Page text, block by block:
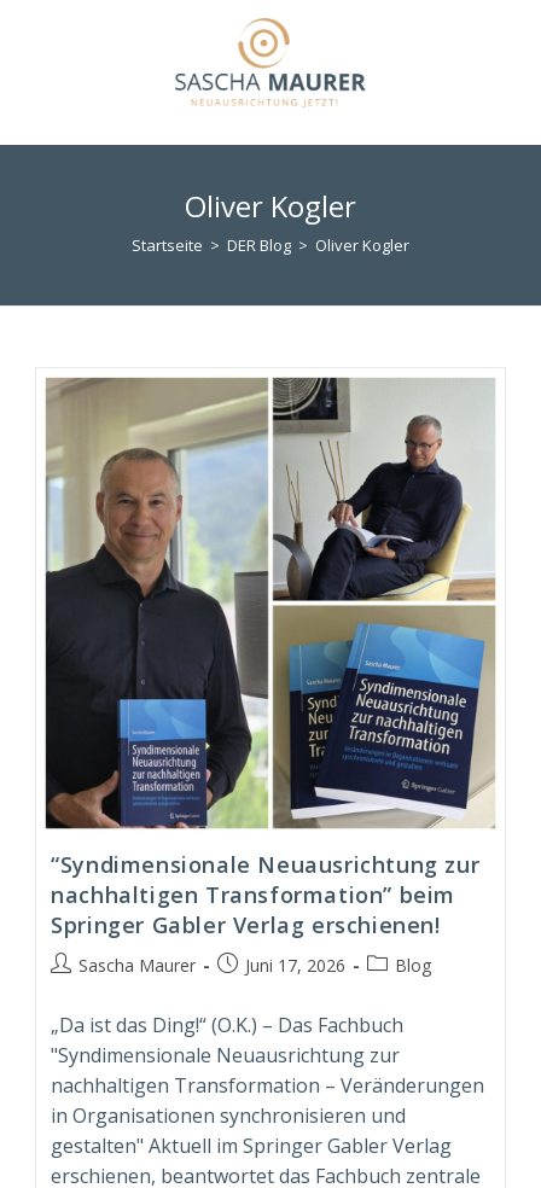
Oliver Kogler
Startseite > DER Blog > Oliver Kogler
“Syndimensionale Neuausrichtung zur
nachhaltigen Transformation” beim
Springer Gabler Verlag erschienen!
Beitrags-
Sascha Maurer
BeitragJuni 17, 2026
Beitrags-
Blog
„Da ist das Ding!“ (O.K.) – Das Fachbuch
"Syndimensionale Neuausrichtung zur
nachhaltigen Transformation – Veränderungen
in Organisationen synchronisieren und
gestalten" Aktuell im Springer Gabler Verlag
erschienen, beantwortet das Fachbuch zentrale